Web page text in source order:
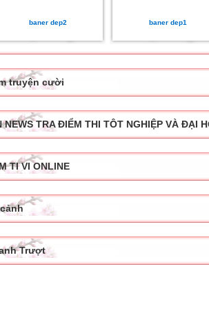
baner dep2 baner dep1
truyện cười
NEWS TRA ĐIỂM THI TÔT NGHIỆP VÀ ĐẠI
TI VI ONLINE
Trượt